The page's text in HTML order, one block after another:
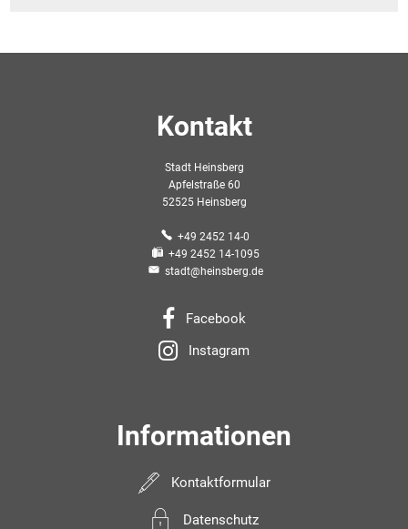
Kontakt
Stadt Heinsberg
Apfelstraße 60
52525 Heinsberg
+49 2452 14-0
+49 2452 14-1095
stadt@heinsberg.de
Facebook
Instagram
Informationen
Kontaktformular
Datenschutz